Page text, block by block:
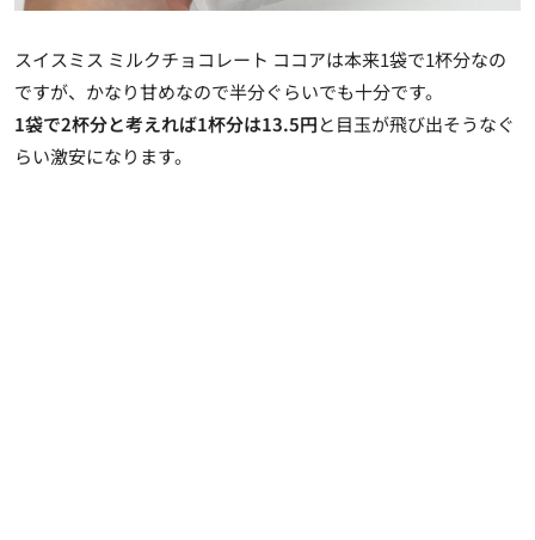
スイスミス ミルクチョコレート ココアは本来1袋で1杯分なの
ですが、かなり甘めなので半分ぐらいでも十分です。
1袋で2杯分と考えれば1杯分は13.5円と目玉が飛び出そうなぐ
らい激安になります。